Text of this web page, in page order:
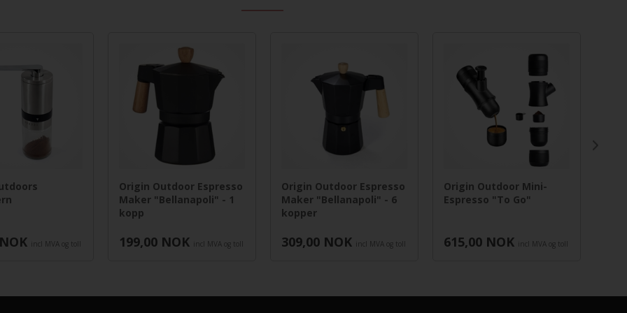
NOK incl MVA og toll
Origin Outdoor Espresso
Maker "Bellanapoli" - 1
kopp
199,00 NOK incl MVA og toll
Origin Outdoor Espresso
Maker "Bellanapoli" - 6
kopper
309,00 NOK incl MVA og toll
Origin Outdoor Mini-
Espresso "To Go"
615,00 NOK incl MVA og toll